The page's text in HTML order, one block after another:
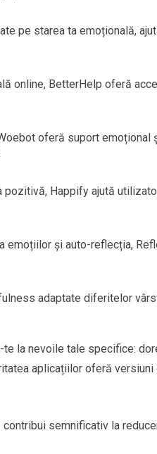
pe starea ta emoțională,
online, BetterHelp oferă
oferă suport
Happify ajută
emoțiilor și auto-reflecția,
adaptate diferitelor
la nevoile tale specifice:
aplicațiilor oferă
semnificativ la